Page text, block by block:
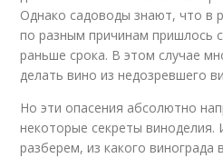
Однако садоводы знают, что в
по разным причинам пришлось
раньше срока. В этом случае
делать вино из недозревшего
Но эти опасения абсолютно
некоторые секреты виноделия.
разберем, из какого